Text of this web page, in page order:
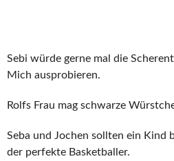
Sebi würde gerne mal die
Mich ausprobieren.
Rolfs Frau mag schwarze
Seba und Jochen sollten ein Kind
der perfekte Basketballer.